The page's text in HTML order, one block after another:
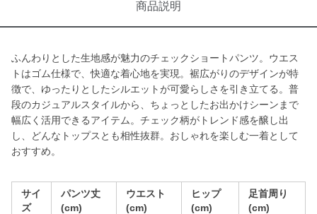
商品説明
ふんわりとした生地感が魅力のチェックショートパンツ。ウエス
トはゴム仕様で、快適な着心地を実現。裾広がりのデザインが特
徴で、ゆったりとしたシルエットが可愛らしさを引き立てる。普
段のカジュアルスタイルから、ちょっとしたお出かけシーンまで
幅広く活用できるアイテム。チェック柄がトレンド感を醸し出
し、どんなトップスとも相性抜群。おしゃれを楽しむ一着として
おすすめ。
サイ
ズ
パンツ丈
(cm)
ウエスト
(cm)
ヒップ
(cm)
足首周り
(cm)